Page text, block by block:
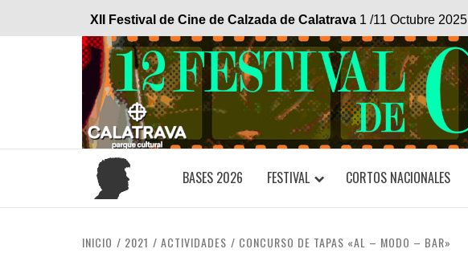
XII Festival de Cine de Calzada de Calatrava 1 /11 Octubre 2025
BASES 2026 FESTIVAL CORTOS NACIONALES
INICIO 2021 ACTIVIDADES CONCURSO DE TAPAS «AL – MODO – BAR»